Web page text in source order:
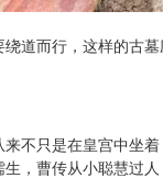
道而行，这样的古
不只是在皇宫中坐着
，曹传从小聪慧过